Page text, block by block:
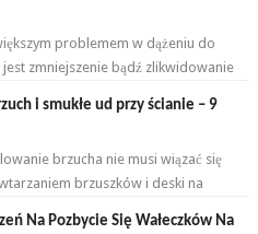
problemem w dążeniu do
zmniejszenie bądź zlikwidowanie
i smukłe ud przy ścianie – 9
brzucha nie musi wiązać się
brzuszków i deski na
jeden...
Na Pozbycie Się Wałeczków Na